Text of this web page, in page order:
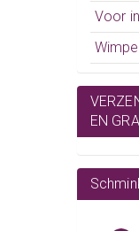
Voor
EN